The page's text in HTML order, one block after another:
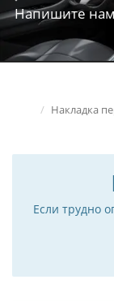
Напишите
Накладка
Если трудно